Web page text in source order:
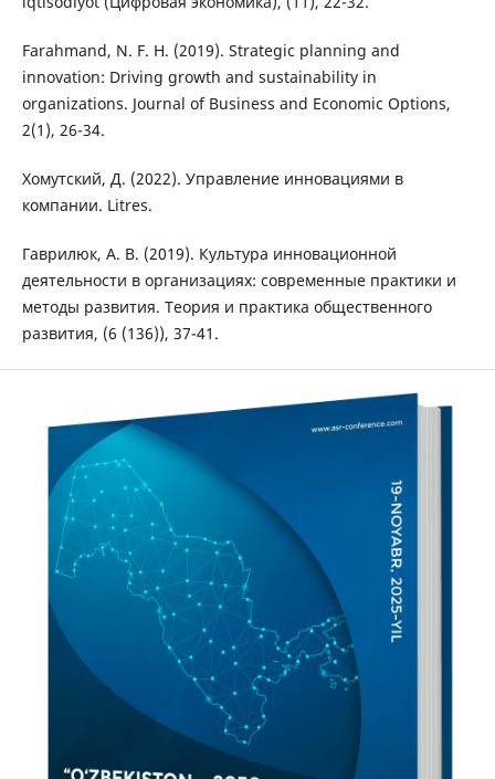
Farahmand, N. F. H. (2019). Strategic planning and
innovation: Driving growth and sustainability in
organizations. Journal of Business and Economic Options,
2(1), 26-34.
Хомутский, Д. (2022). Управление инновациями в
компании. Litres.
Гаврилюк, А. В. (2019). Культура инновационной
деятельности в организациях: современные практики и
методы развития. Теория и практика общественного
развития, (6 (136)), 37-41.